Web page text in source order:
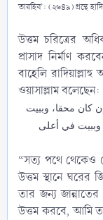
তারহিব’: (২৬৪৯) গ্রন্থে
উত্তম চরিত্রের
প্রাসাদ নির্মাণ
বাহেলি
ওয়াসাল্লাম‎ বলেছেন:​
كان محقا، وببيت
في أعلى
“সত্য পথে থেকেও
উত্তম স্থানে ঘরের
তার জন্য
উত্তম করবে, আমি